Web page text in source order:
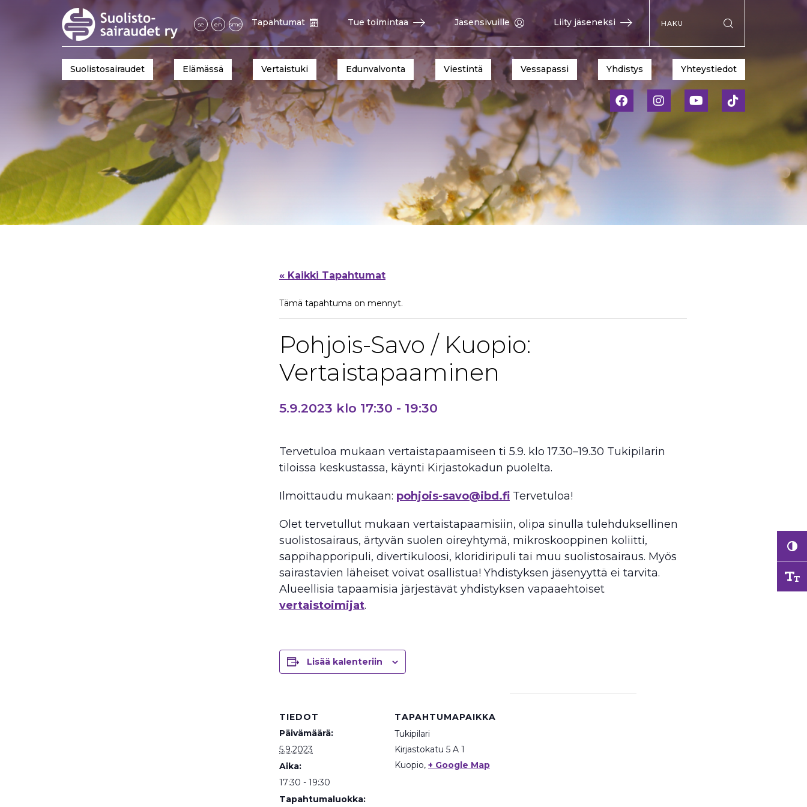
se en sme Tapahtumat Tue toimintaa Jäsensivuille Liity jäseneksi
Hae sivustolta
Suolistosairaudet Elämässä Vertaistuki Edunvalvonta Viestintä Vessapassi Yhdistys Yhteystiedot
« Kaikki Tapahtumat
Tämä tapahtuma on mennyt.
Pohjois-Savo / Kuopio:
Vertaistapaaminen
5.9.2023 klo 17:30 - 19:30
Tervetuloa mukaan vertaistapaamiseen ti 5.9. klo 17.30–19.30 Tukipilarin
tiloissa keskustassa, käynti Kirjastokadun puolelta.
Ilmoittaudu mukaan: pohjois-savo@ibd.fi Tervetuloa!
Olet tervetullut mukaan vertaistapaamisiin, olipa sinulla tulehduksellinen
suolistosairaus, ärtyvän suolen oireyhtymä, mikroskooppinen koliitti,
sappihapporipuli, divertikuloosi, kloridiripuli tai muu suolistosairaus. Myös
sairastavien läheiset voivat osallistua! Yhdistyksen jäsenyyttä ei tarvita.
Alueellisia tapaamisia järjestävät yhdistyksen vapaaehtoiset
vertaistoimijat.
Lisää kalenteriin
TIEDOT
Päivämäärä:
5.9.2023
Aika:
17:30 - 19:30
Tapahtumaluokka:
TAPAHTUMAPAIKKA
Tukipilari
Kirjastokatu 5 A 1
Kuopio, + Google Map